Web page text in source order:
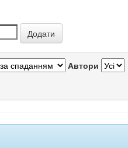
Автори